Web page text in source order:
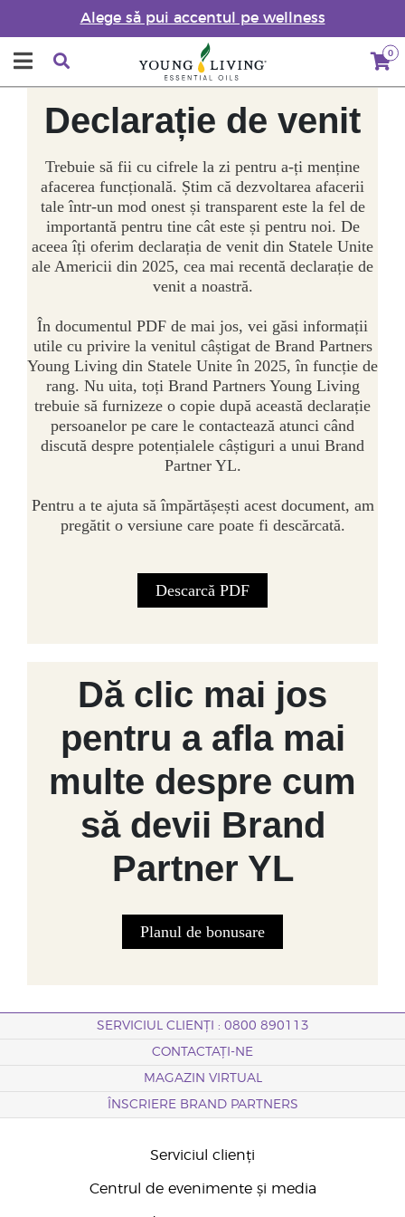
Alege să pui accentul pe wellness
0
Declarație de venit
Trebuie să fii cu cifrele la zi pentru a-ți menține
afacerea funcțională. Știm că dezvoltarea afacerii
tale într-un mod onest și transparent este la fel de
importantă pentru tine cât este și pentru noi. De
aceea îți oferim declarația de venit din Statele Unite
ale Americii din 2025, cea mai recentă declarație de
venit a noastră.
În documentul PDF de mai jos, vei găsi informații
utile cu privire la venitul câștigat de Brand Partners
Young Living din Statele Unite în 2025, în funcție de
rang. Nu uita, toți Brand Partners Young Living
trebuie să furnizeze o copie după această declarație
persoanelor pe care le contactează atunci când
discută despre potențialele câștiguri a unui Brand
Partner YL.
Pentru a te ajuta să împărtășești acest document, am
pregătit o versiune care poate fi descărcată.
Descarcă PDF
Dă clic mai jos
pentru a afla mai
multe despre cum
să devii Brand
Partner YL
Planul de bonusare
SERVICIUL CLIENȚI : 0800 890113
CONTACTAȚI-NE
MAGAZIN VIRTUAL
ÎNSCRIERE BRAND PARTNERS
Serviciul clienți
Centrul de evenimente și media